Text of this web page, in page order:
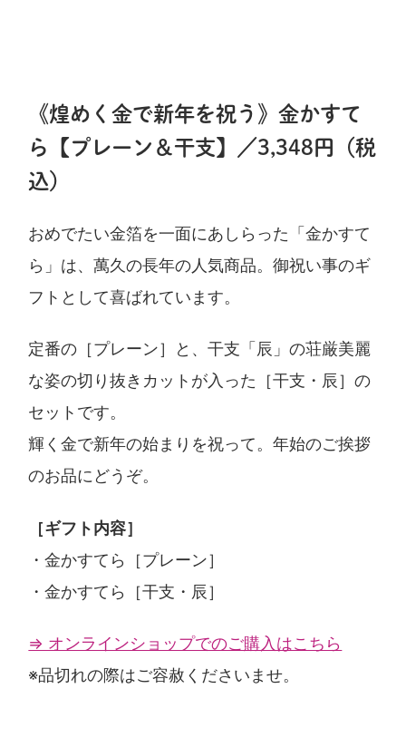
《煌めく金で新年を祝う》金かすて
ら【プレーン＆干支】／3,348円（税
込）
おめでたい金箔を一面にあしらった「金かすて
ら」は、萬久の長年の人気商品。御祝い事のギ
フトとして喜ばれています。
定番の［プレーン］と、干支「辰」の荘厳美麗
な姿の切り抜きカットが入った［干支・辰］の
セットです。
輝く金で新年の始まりを祝って。年始のご挨拶
のお品にどうぞ。
［ギフト内容］
・金かすてら［プレーン］
・金かすてら［干支・辰］
⇒ オンラインショップでのご購入はこちら
※品切れの際はご容赦くださいませ。